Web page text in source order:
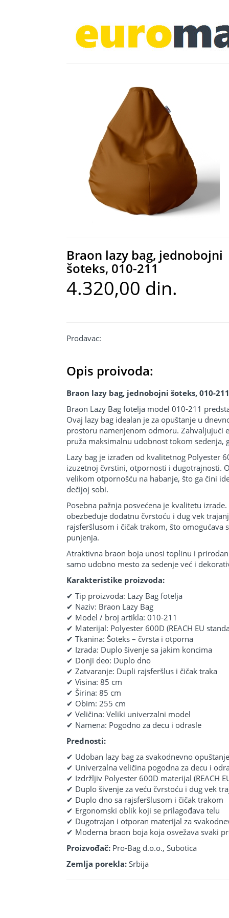
Braon lazy bag, jednobojni
šoteks, 010-211
4.320,00 din.
Prodavac:
Opis proivoda:
Braon lazy bag, jednobojni šoteks, 010-211
Braon Lazy Bag fotelja model 010-211
Ovaj lazy bag idealan je za opuštanje u
prostoru namenjenom odmoru. Zahvaljujući
pruža maksimalnu udobnost tokom sedenja,
Lazy bag je izrađen od kvalitetnog Polyester
izuzetnoj čvrstini, otpornosti i dugotrajnosti.
velikom otpornošću na habanje, što ga čini
dečijoj sobi.
Posebna pažnja posvećena je kvalitetu
obezbeđuje dodatnu čvrstoću i dug vek
rajsferšlusom i čičak trakom, što
punjenja.
Atraktivna braon boja unosi toplinu i
samo udobno mesto za sedenje već i
Karakteristike proizvoda:
✔ Tip proizvoda: Lazy Bag fotelja
✔ Naziv: Braon Lazy Bag
✔ Model / broj artikla: 010-211
✔ Materijal: Polyester 600D (REACH EU
✔ Tkanina: Šoteks – čvrsta i otporna
✔ Izrada: Duplo šivenje sa jakim koncima
✔ Donji deo: Duplo dno
✔ Zatvaranje: Dupli rajsferšlus i čičak traka
✔ Visina: 85 cm
✔ Širina: 85 cm
✔ Obim: 255 cm
✔ Veličina: Veliki univerzalni model
✔ Namena: Pogodno za decu i odrasle
Prednosti:
✔ Udoban lazy bag za svakodnevno opuštanje
✔ Univerzalna veličina pogodna za decu i
✔ Izdržljiv Polyester 600D materijal (REACH
✔ Duplo šivenje za veću čvrstoću i dug vek
✔ Duplo dno sa rajsferšlusom i čičak trakom
✔ Ergonomski oblik koji se prilagođava telu
✔ Dugotrajan i otporan materijal za
✔ Moderna braon boja koja osvežava svaki
Proizvođač: Pro-Bag d.o.o., Subotica
Zemlja porekla: Srbija